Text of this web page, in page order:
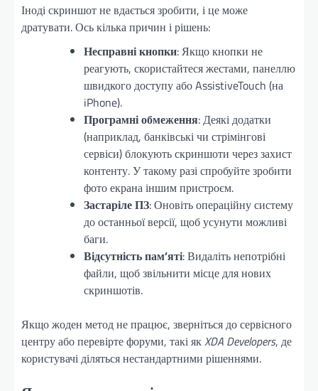
Іноді скриншот не вдається зробити, і це може
дратувати. Ось кілька причин і рішень:
Несправні кнопки: Якщо кнопки не
реагують, скористайтеся жестами, панеллю
швидкого доступу або AssistiveTouch (на
iPhone).
Програмні обмеження: Деякі додатки
(наприклад, банківські чи стрімінгові
сервіси) блокують скриншоти через захист
контенту. У такому разі спробуйте зробити
фото екрана іншим пристроєм.
Застаріле ПЗ: Оновіть операційну систему
до останньої версії, щоб усунути можливі
баги.
Відсутність пам’яті: Видаліть непотрібні
файли, щоб звільнити місце для нових
скриншотів.
Якщо жоден метод не працює, зверніться до сервісного
центру або перевірте форуми, такі якXDA Developers, де
користувачі діляться нестандартними рішеннями.